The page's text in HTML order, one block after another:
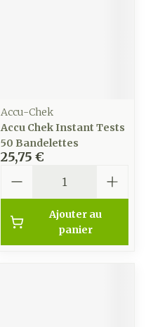
Accu-Chek
Accu Chek Instant Tests
50 Bandelettes
25,75 €
Ajouter au
panier